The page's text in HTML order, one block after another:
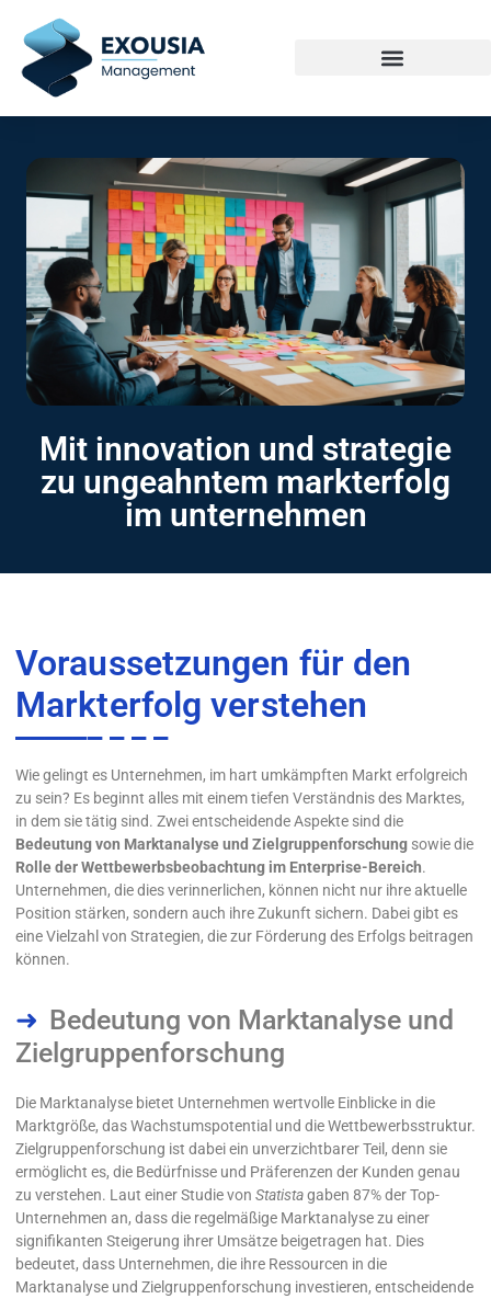
Mit innovation und strategie
zu ungeahntem markterfolg
im unternehmen
Voraussetzungen für den
Markterfolg verstehen
Wie gelingt es Unternehmen, im hart umkämpften Markt erfolgreich
zu sein? Es beginnt alles mit einem tiefen Verständnis des Marktes,
in dem sie tätig sind. Zwei entscheidende Aspekte sind die
Bedeutung von Marktanalyse und Zielgruppenforschung sowie die
Rolle der Wettbewerbsbeobachtung im Enterprise-Bereich.
Unternehmen, die dies verinnerlichen, können nicht nur ihre aktuelle
Position stärken, sondern auch ihre Zukunft sichern. Dabei gibt es
eine Vielzahl von Strategien, die zur Förderung des Erfolgs beitragen
können.
Bedeutung von Marktanalyse und
Zielgruppenforschung
Die Marktanalyse bietet Unternehmen wertvolle Einblicke in die
Marktgröße, das Wachstumspotential und die Wettbewerbsstruktur.
Zielgruppenforschung ist dabei ein unverzichtbarer Teil, denn sie
ermöglicht es, die Bedürfnisse und Präferenzen der Kunden genau
zu verstehen. Laut einer Studie von Statistagaben 87% der Top-
Unternehmen an, dass die regelmäßige Marktanalyse zu einer
signifikanten Steigerung ihrer Umsätze beigetragen hat. Dies
bedeutet, dass Unternehmen, die ihre Ressourcen in die
Marktanalyse und Zielgruppenforschung investieren, entscheidende